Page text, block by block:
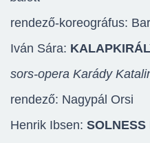
rendező-koreográfus:
Iván Sára:
sors-opera Karády
rendező: Nagypál Orsi
Henrik Ibsen: SOLNESS